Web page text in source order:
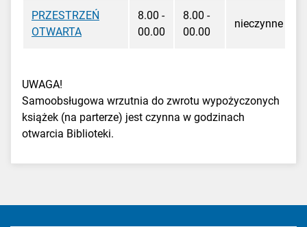
PRZESTRZEŃ
OTWARTA
8.00 -
00.00
8.00 -
00.00
nieczynne
UWAGA!
Samoobsługowa wrzutnia do zwrotu wypożyczonych
książek (na parterze) jest czynna w godzinach
otwarcia Biblioteki.